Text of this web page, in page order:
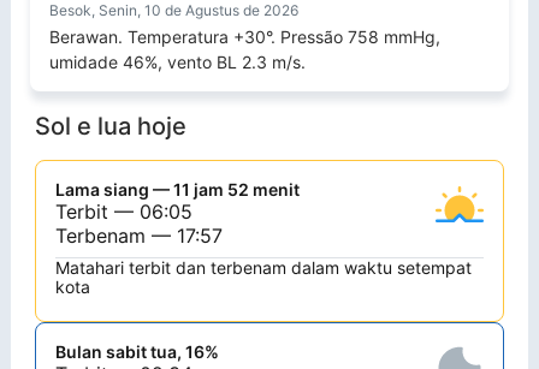
Besok, Senin, 10 de Agustus de 2026
Berawan. Temperatura +30°. Pressão 758 mmHg,
umidade 46%, vento BL 2.3 m/s.
Sol e lua hoje
Lama siang — 11 jam 52 menit
Terbit — 06:05
Terbenam — 17:57
Matahari terbit dan terbenam dalam waktu setempat
kota
Bulan sabit tua, 16%